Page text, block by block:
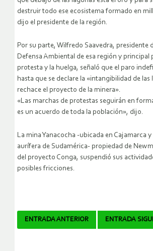
destruir todo ese ecosistema formado en
dijo el presidente de la región.
Por su parte, Wilfredo Saavedra, presidente
Defensa Ambiental de esa región y principal
protesta y la huelga, señaló que el paro
hasta que se declare la «intangibilidad de las
rechace el proyecto de la minera».
«Las marchas de protestas seguirán en
es un acuerdo de toda la población», dijo.
La mina Yanacocha -ubicada en Cajamarca
aurífera de Sudamérica- propiedad de
del proyecto Conga, suspendió sus
posibles fricciones.
Navegador
ENTRADA ANTERIOR ENTRADA